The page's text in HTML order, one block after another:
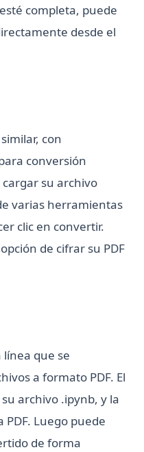
completa, puede
desde el
con
conversión
su archivo
varias herramientas
clic en convertir.
de cifrar su PDF
que se
a formato PDF. El
archivo .ipynb, y la
Luego puede
de forma